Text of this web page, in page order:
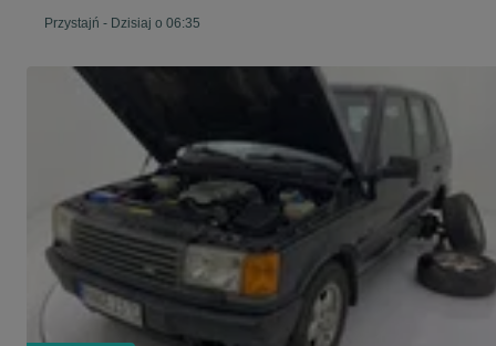
Przystajń - Dzisiaj o 06:35